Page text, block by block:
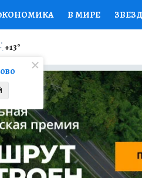
В МИРЕ
ЗНАЮ СЕМЬЯ ЖЕНСКИЕ
СПЕЦПРОЕКТЫ
У НАС ГИД
+13°